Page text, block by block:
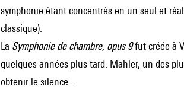
symphonie étant concentrés en un seul et
classique).
La Symphonie de chambre, opus 9fut créée à
quelques années plus tard. Mahler, un des
obtenir le silence...